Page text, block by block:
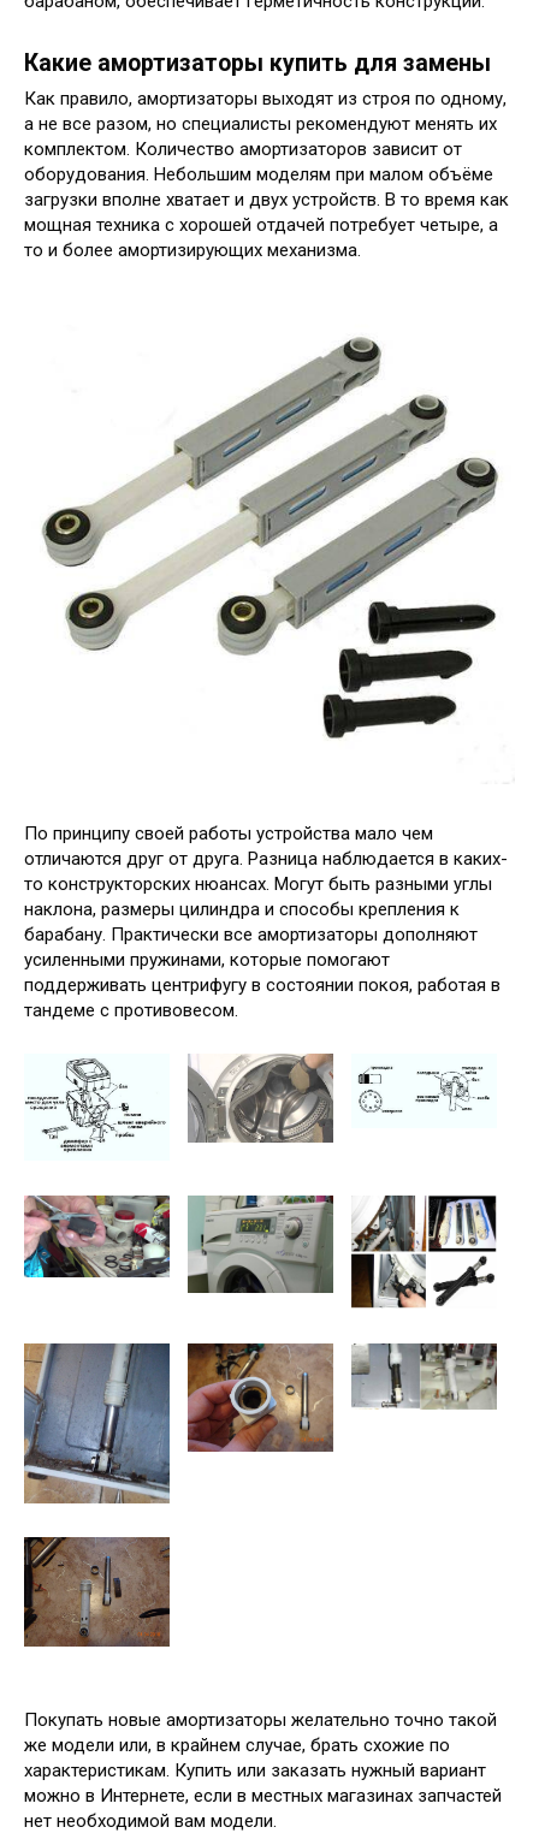
Какие амортизаторы купить для замены
Как правило, амортизаторы выходят из строя по одному,
а не все разом, но специалисты рекомендуют менять их
комплектом. Количество амортизаторов зависит от
оборудования. Небольшим моделям при малом объёме
загрузки вполне хватает и двух устройств. В то время как
мощная техника с хорошей отдачей потребует четыре, а
то и более амортизирующих механизма.
По принципу своей работы устройства мало чем
отличаются друг от друга. Разница наблюдается в каких-
то конструкторских нюансах. Могут быть разными углы
наклона, размеры цилиндра и способы крепления к
барабану. Практически все амортизаторы дополняют
усиленными пружинами, которые помогают
поддерживать центрифугу в состоянии покоя, работая в
тандеме с противовесом.
Покупать новые амортизаторы желательно точно такой
же модели или, в крайнем случае, брать схожие по
характеристикам. Купить или заказать нужный вариант
можно в Интернете, если в местных магазинах запчастей
нет необходимой вам модели.